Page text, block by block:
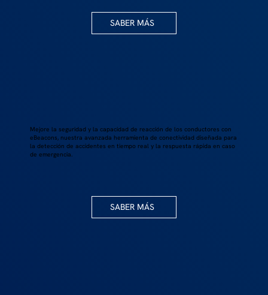
SABER MÁS
Mejore la seguridad y la capacidad de reacción de los conductores con
eBeacons, nuestra avanzada herramienta de conectividad diseñada para
la detección de accidentes en tiempo real y la respuesta rápida en caso
de emergencia.
SABER MÁS